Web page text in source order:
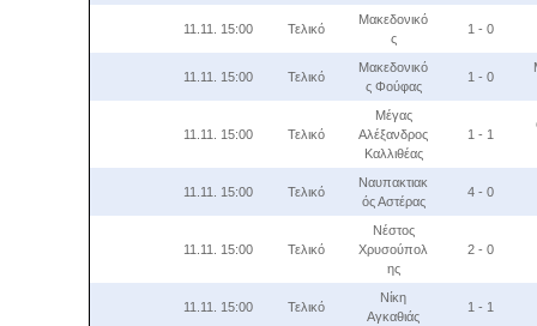
11.11. 15:00 Τελικό
Μακεδονικό
ς
1 - 0
11.11. 15:00 Τελικό
Μακεδονικό
ς Φούφας
1 - 0
11.11. 15:00 Τελικό
Μέγας
Αλέξανδρος
Καλλιθέας
1 - 1
11.11. 15:00 Τελικό
Ναυπακτιακ
ός Αστέρας
4 - 0
11.11. 15:00 Τελικό
Νέστος
Χρυσούπολ
ης
2 - 0
11.11. 15:00 Τελικό
Νίκη
Αγκαθιάς
1 - 1